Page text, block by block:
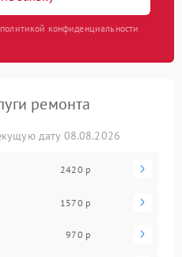
конфиденциальности
ремонта
дату 08.08.2026
2420 р
1570 р
970 р